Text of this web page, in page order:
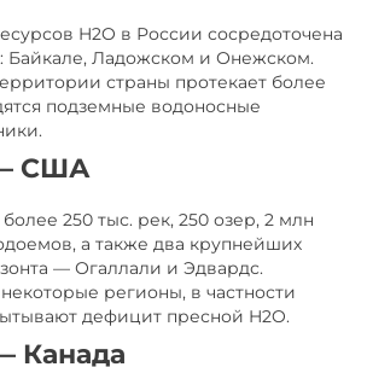
H2O в России сосредоточена
Байкале, Ладожском и Онежском.
страны протекает более
подземные водоносные
США
250 тыс. рек, 250 озер, 2 млн
а также два крупнейших
— Огаллали и Эдвардс.
регионы, в частности
дефицит пресной H2O.
Канада